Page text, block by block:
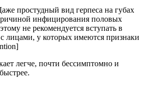
простудный вид герпеса на губах
инфицирования половых
не рекомендуется вступать в
лицами, у которых имеются признаки
легче, почти бессимптомно и